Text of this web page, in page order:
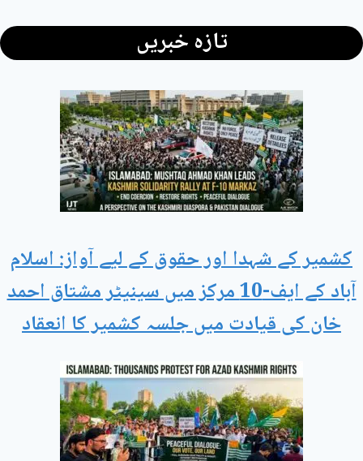
تازہ خبریں
کشمیر کے شہدا اور حقوق کے لیے آواز: اسلام
آباد کے ایف-10 مرکز میں سینیٹر مشتاق احمد
خان کی قیادت میں جلسہ کشمیر کا انعقاد